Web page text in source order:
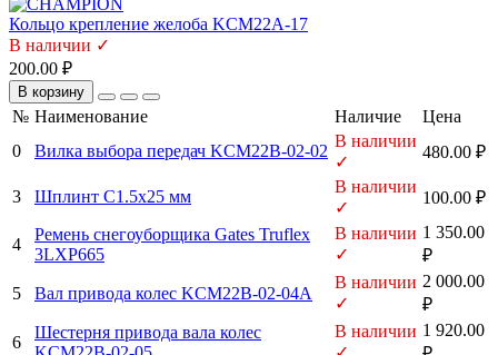
Кольцо крепление желоба KCM22A-17
В наличии ✓
200.00 ₽
В корзину
№ Наименование Наличие
Цена
0
Вилка выбора передач KCM22B-02-02
В наличии
✓
480.00 ₽
3 Шплинт C1.5х25 мм
В наличии
✓
100.00 ₽
4
Ремень снегоуборщика Gates Truflex
3LXP665
В наличии
✓
1 350.00
₽
5
Вал привода колес KCM22B-02-04A
В наличии
✓
2 000.00
₽
6
Шестерня привода вала колес
В наличии 1 920.00